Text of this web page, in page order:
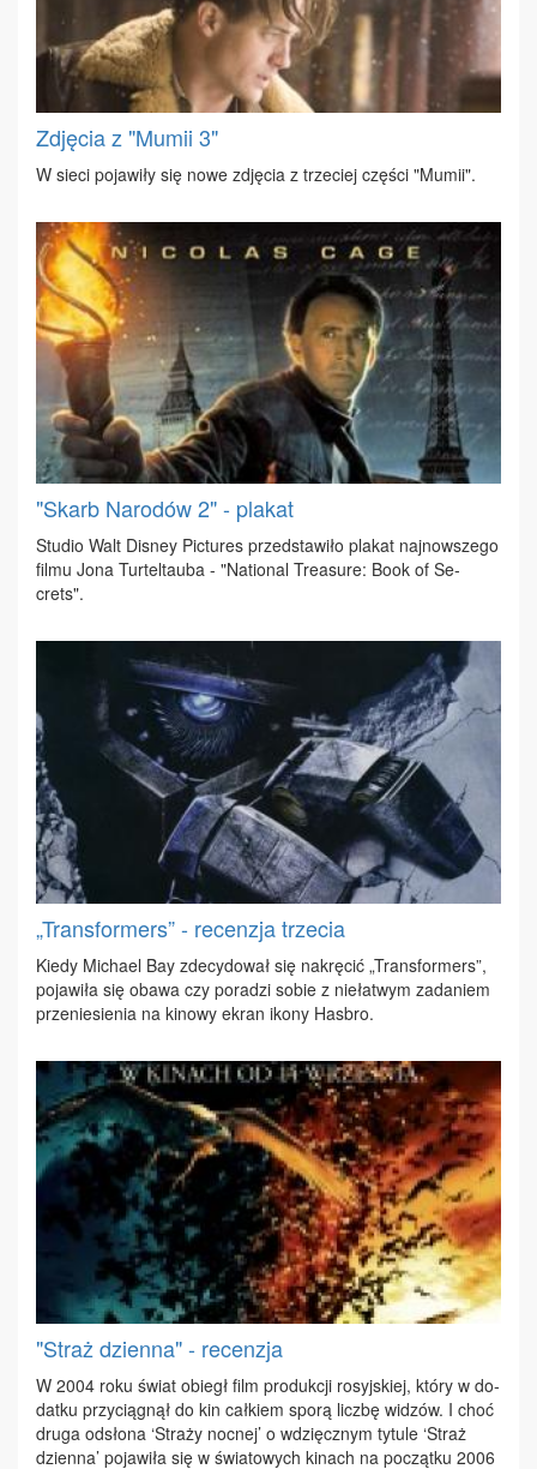
Zdjęcia z "Mumii 3"
W sie­ci po­ja­wi­ły się no­we zdję­cia z trze­ciej czę­ści "Mu­mii".
"Skarb Narodów 2" - plakat
Stu­dio Walt Di­sney Pic­tu­res przed­sta­wi­ło pla­kat naj­now­sze­go
fil­mu Jo­na Tur­tel­tau­ba - "Na­tio­nal Tre­asu­re: Bo­ok of Se­
crets".
„Transformers” - recenzja trzecia
Kie­dy Mi­cha­el Bay zde­cy­do­wał się na­krę­cić „Trans­for­mers”,
po­ja­wi­ła się oba­wa czy po­ra­dzi so­bie z nie­ła­twym za­da­niem
prze­nie­sie­nia na ki­no­wy ekran iko­ny Has­bro.
"Straż dzienna" - recenzja
W 2004 ro­ku świat obiegł film pro­duk­cji ro­syj­skiej, któ­ry w do­
dat­ku przy­cią­gnął do kin cał­kiem spo­rą licz­bę wi­dzów. I choć
dru­ga od­sło­na ‘Stra­ży noc­nej’ o wdzięcz­nym ty­tu­le ‘Straż
dzien­na’ po­ja­wi­ła się w świa­to­wych ki­nach na po­cząt­ku 2006